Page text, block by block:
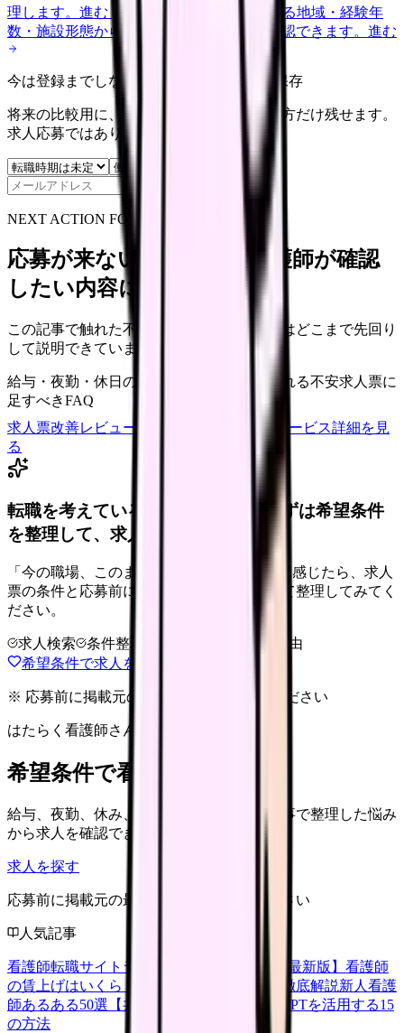
理します。 進む 給料コンパスで比較する地域・経験年
数・施設形態から、今の給料の現在地を確認できます。 進む
今は登録までしない人向け: 希望条件だけ保存
将来の比較用に、転職時期と気になる働き方だけ残せます。
求人応募ではありません。
NEXT ACTION FOR CLINICS
応募が来ない求人票を、看護師が確認
したい内容に直せます
この記事で触れた不安を、自院の求人票ではどこまで先回り
して説明できていますか？
給与・夜勤・休日の見せ方 応募前に離脱される不安求人票に
足すべきFAQ
求人票改善レビューの見積もりを依頼
サービス詳細を見
る
転職を考えている看護師さんへ。まずは希望条件
を整理して、求人を見比べられます。
「今の職場、このままでいいのかな...」そう感じたら、求人
票の条件と応募前に確認したい不安を分けて整理してみてく
ださい。
求人検索 条件整理
退会自由
希望条件で求人を探す
※ 応募前に掲載元の最新情報を確認してください
はたらく看護師さん 求人
希望条件で看護師求人を探す
給与、夜勤、休み、ブランクなど、この記事で整理した悩み
から求人を確認できます。
求人を探す
応募前に掲載元の最新情報を確認してください
人気記事
看護師転職サイトランキングTOP5【2026年最新版】 看護師
の賃上げはいくら？2026年度の最新情報を徹底解説新人看護
師あるある50選【共感必至】
看護師がChatGPTを活用する15
の方法